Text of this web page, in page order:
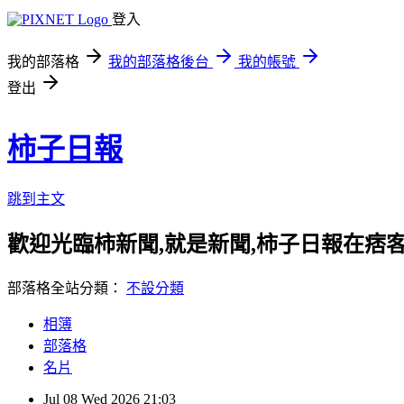
登入
我的部落格 我的部落格後台
我的帳號
登出
柿子日報
跳到主文
歡迎光臨柿新聞,就是新聞,柿子日報在痞
部落格全站分類： 不設分類
相簿
部落格
名片
Jul 08 Wed 2026 21:03